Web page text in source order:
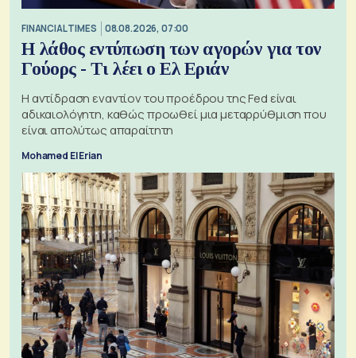
FINANCIAL TIMES 08.08.2026, 07:00
Η λάθος εντύπωση των αγορών για τον
Γούορς - Τι λέει ο Ελ Εριάν
Η αντίδραση εναντίον του προέδρου της Fed είναι
αδικαιολόγητη, καθώς προωθεί μια μεταρρύθμιση που
είναι απολύτως απαραίτητη
Mohamed El Erian